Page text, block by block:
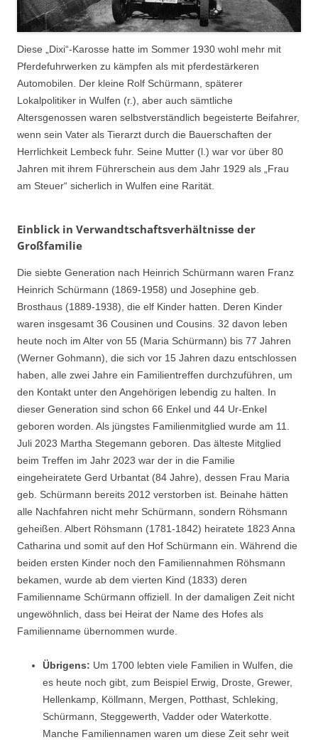
Diese „Dixi“-Karosse hatte im Sommer 1930 wohl mehr mit
Pferdefuhrwerken zu kämpfen als mit pferdestärkeren
Automobilen. Der kleine Rolf Schürmann, späterer
Lokalpolitiker in Wulfen (r.), aber auch sämtliche
Altersgenossen waren selbstverständlich begeisterte Beifahrer,
wenn sein Vater als Tierarzt durch die Bauerschaften der
Herrlichkeit Lembeck fuhr. Seine Mutter (l.) war vor über 80
Jahren mit ihrem Führerschein aus dem Jahr 1929 als „Frau
am Steuer“ sicherlich in Wulfen eine Rarität.
Einblick in Verwandtschaftsverhältnisse der
Großfamilie
Die siebte Generation nach Heinrich Schürmann waren Franz
Heinrich Schürmann (1869-1958) und Josephine geb.
Brosthaus (1889-1938), die elf Kinder hatten. Deren Kinder
waren insgesamt 36 Cousinen und Cousins. 32 davon leben
heute noch im Alter von 55 (Maria Schürmann) bis 77 Jahren
(Werner Gohmann), die sich vor 15 Jahren dazu entschlossen
haben, alle zwei Jahre ein Familientreffen durchzuführen, um
den Kontakt unter den Angehörigen lebendig zu halten. In
dieser Generation sind schon 66 Enkel und 44 Ur-Enkel
geboren worden. Als jüngstes Familienmitglied wurde am 11.
Juli 2023 Martha Stegemann geboren. Das älteste Mitglied
beim Treffen im Jahr 2023 war der in die Familie
eingeheiratete Gerd Urbantat (84 Jahre), dessen Frau Maria
geb. Schürmann bereits 2012 verstorben ist. Beinahe hätten
alle Nachfahren nicht mehr Schürmann, sondern Röhsmann
geheißen. Albert Röhsmann (1781-1842) heiratete 1823 Anna
Catharina und somit auf den Hof Schürmann ein. Während die
beiden ersten Kinder noch den Familiennahmen Röhsmann
bekamen, wurde ab dem vierten Kind (1833) deren
Familienname Schürmann offiziell. In der damaligen Zeit nicht
ungewöhnlich, dass bei Heirat der Name des Hofes als
Familienname übernommen wurde.
Übrigens: Um 1700 lebten viele Familien in Wulfen, die
es heute noch gibt, zum Beispiel Erwig, Droste, Grewer,
Hellenkamp, Köllmann, Mergen, Potthast, Schleking,
Schürmann, Steggewerth, Vadder oder Waterkotte.
Manche Familiennamen waren um diese Zeit sehr weit